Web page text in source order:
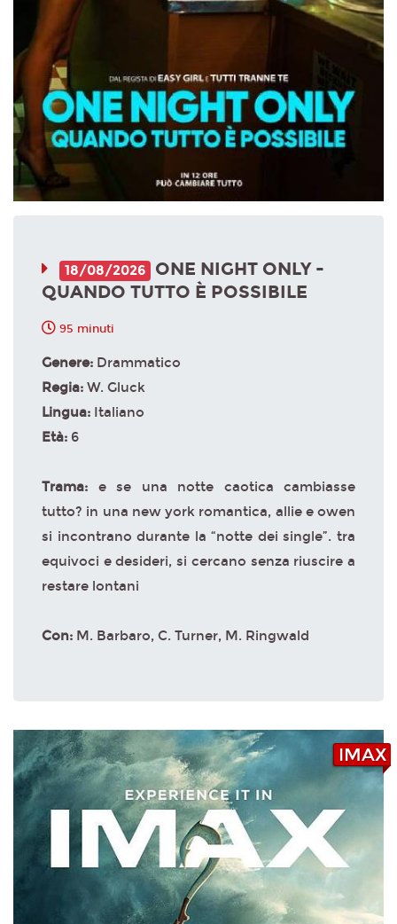
18/08/2026
ONE NIGHT ONLY -
QUANDO TUTTO È POSSIBILE
95 minuti
Genere: Drammatico
Regia: W. Gluck
Lingua: Italiano
Età: 6
Trama: e se una notte caotica cambiasse
tutto? in una new york romantica, allie e owen
si incontrano durante la “notte dei single”. tra
equivoci e desideri, si cercano senza riuscire a
restare lontani
Con: M. Barbaro, C. Turner, M. Ringwald
IMAX